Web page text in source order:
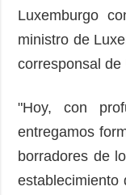
Releases
Luxemburgo
ministro de
corresponsal de
"Hoy, con
entregamos
borradores de
establecimiento